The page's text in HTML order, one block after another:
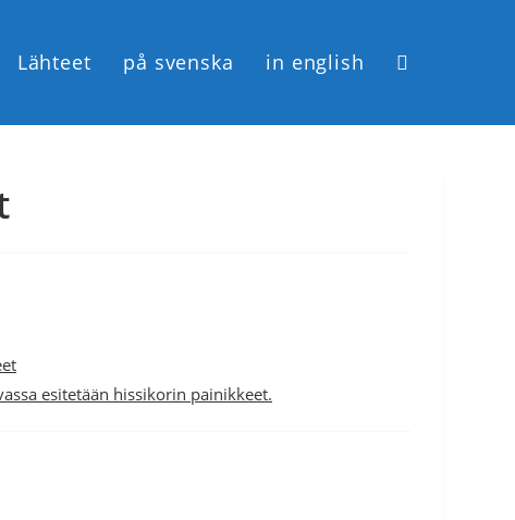
Lähteet på svenska in english